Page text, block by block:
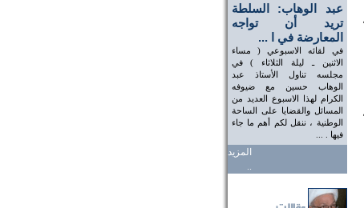
عبد الوهاب: السلطة
تريد أن تواجه
المعارضة في ا ...
في لقائه الاسبوعي ( مساء
الاثنين ـ ليلة الثلاثاء ) في
مجلسه تناول الأستاذ عبد
الوهاب حسين مع ضيوفه
الكرام لهذا الاسبوع العديد من
المسائل والقضايا على الساحة
الوطنية ، ننقل لكم أهم ما جاء
فيها . ...
المزيد
..